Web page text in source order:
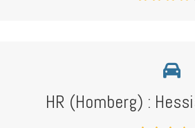
HR (Homberg) :